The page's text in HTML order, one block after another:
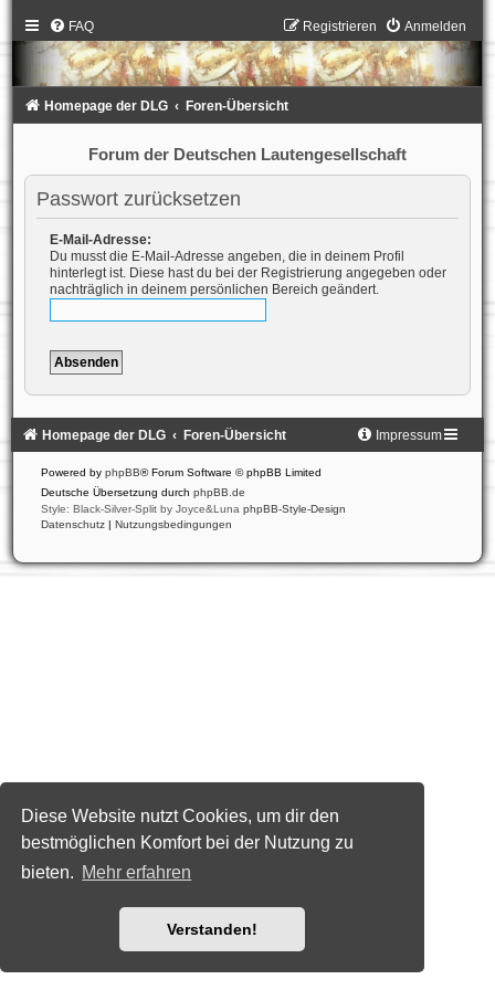
Diese Website nutzt Cookies, um dir den
bestmöglichen Komfort bei der Nutzung zu
bieten. Mehr erfahren
Verstanden!
FAQ Anmelden
Registrieren
Homepage der DLG Foren-Übersicht
Forum der Deutschen Lautengesellschaft
Passwort zurücksetzen
E-Mail-Adresse:
Du musst die E-Mail-Adresse angeben, die in deinem Profil
hinterlegt ist. Diese hast du bei der Registrierung angegeben oder
nachträglich in deinem persönlichen Bereich geändert.
Homepage der DLG Foren-Übersicht Impressum
Powered by phpBB® Forum Software © phpBB Limited
Deutsche Übersetzung durch phpBB.de
Style: Black-Silver-Split by Joyce&Luna phpBB-Style-Design
Datenschutz
Nutzungsbedingungen